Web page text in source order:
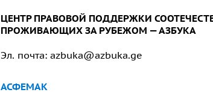
ЦЕНТР ПРАВОВОЙ ПОДДЕРЖКИ
ПРОЖИВАЮЩИХ ЗА РУБЕЖОМ — АЗБУКА
Эл. почта: azbuka@azbuka.ge
АСФЕМАК